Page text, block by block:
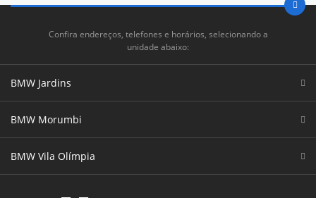
Confira endereços, telefones e horários, selecionando a
unidade abaixo:
BMW Jardins
BMW Morumbi
BMW Vila Olímpia